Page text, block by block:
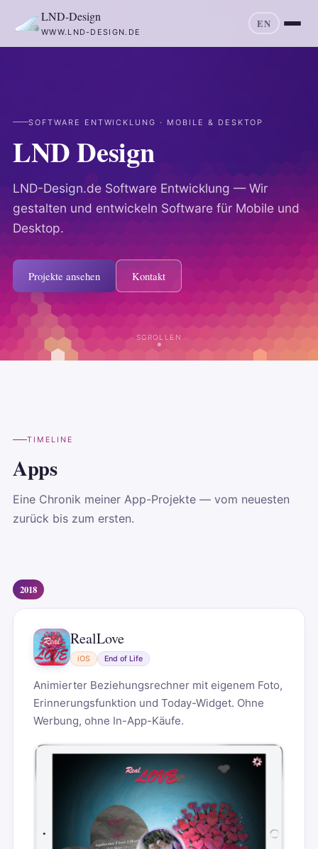
LND-Design
WWW.LND-DESIGN.DE
EN
SOFTWARE ENTWICKLUNG · MOBILE & DESKTOP
LND Design
LND-Design.de Software Entwicklung — Wir
gestalten und entwickeln Software für Mobile und
Desktop.
Projekte ansehen Kontakt
SCROLLEN
TIMELINE
Apps
Eine Chronik meiner App-Projekte — vom neuesten
zurück bis zum ersten.
2018
RealLove
iOS End of Life
Animierter Beziehungsrechner mit eigenem Foto,
Erinnerungsfunktion und Today-Widget. Ohne
Werbung, ohne In-App-Käufe.